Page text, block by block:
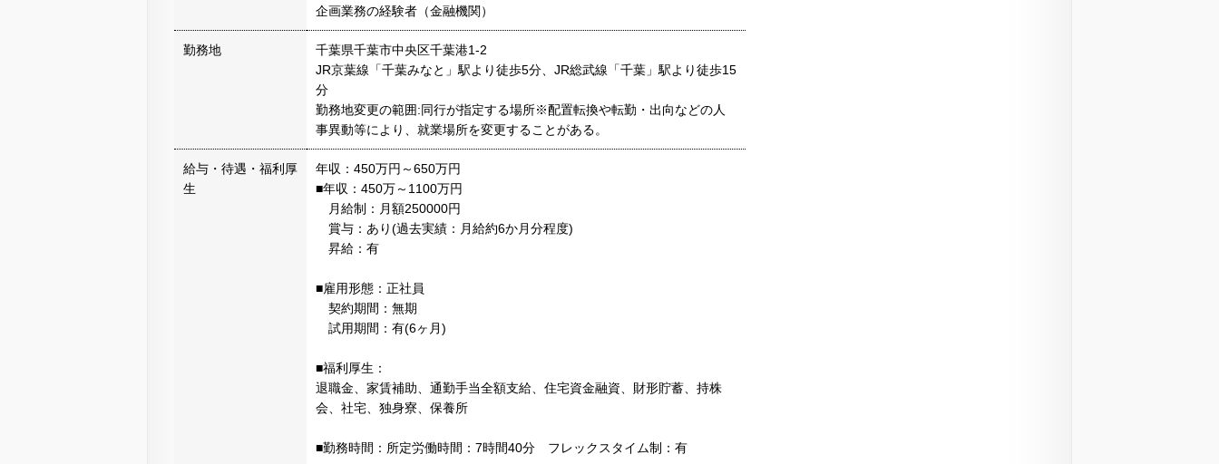
企画業務の経験者（金融機関）
勤務地
千葉県千葉市中央区千葉港1-2
JR京葉線「千葉みなと」駅より徒歩5分、JR総武線「千葉」駅より徒歩15
分
勤務地変更の範囲:同行が指定する場所※配置転換や転勤・出向などの人
事異動等により、就業場所を変更することがある。
給与・待遇・福利厚
生
年収：450万円～650万円
■年収：450万～1100万円
月給制：月額250000円
賞与：あり(過去実績：月給約6か月分程度)
昇給：有
■雇用形態：正社員
契約期間：無期
試用期間：有(6ヶ月)
■福利厚生：
退職金、家賃補助、通勤手当全額支給、住宅資金融資、財形貯蓄、持株
会、社宅、独身寮、保養所
■勤務時間：所定労働時間：7時間40分 フレックスタイム制：有